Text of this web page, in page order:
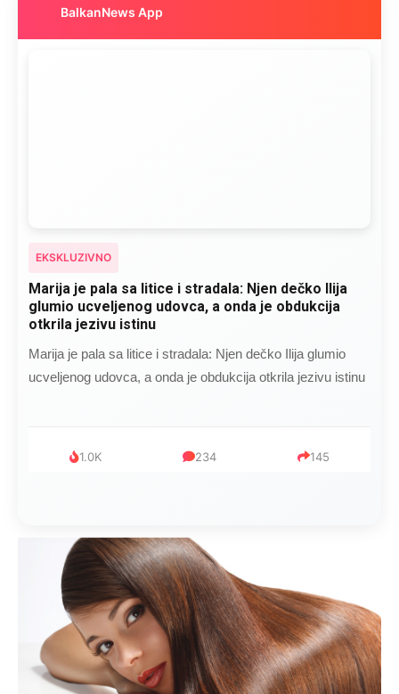
BalkanNews App
EKSKLUZIVNO
Marija je pala sa litice i stradala: Njen dečko Ilija
glumio ucveljenog udovca, a onda je obdukcija
otkrila jezivu istinu
Marija je pala sa litice i stradala: Njen dečko Ilija glumio
ucveljenog udovca, a onda je obdukcija otkrila jezivu istinu
1.0K 234 145